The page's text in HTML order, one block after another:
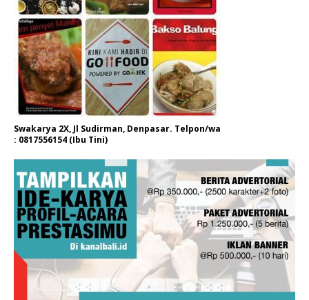
Swakarya 2X, Jl Sudirman, Denpasar. Telpon/wa
: 0817556154 (Ibu Tini)